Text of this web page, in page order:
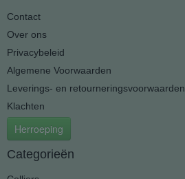
Contact
Over ons
Privacybeleid
Algemene Voorwaarden
Leverings- en retourneringsvoorwaarden
Klachten
Herroeping
Categorieën